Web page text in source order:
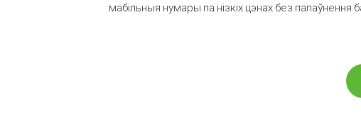
мабільныя нумары па нізкіх цэнах без